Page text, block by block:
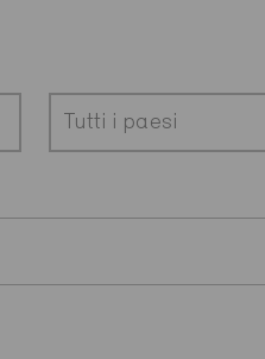
Tutti i paesi